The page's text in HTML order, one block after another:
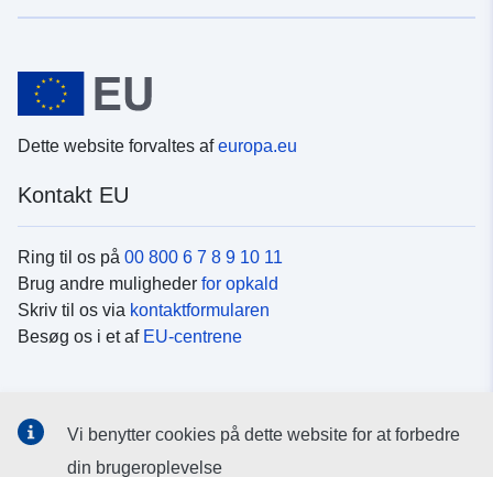
Dette website forvaltes afeuropa.eu
Kontakt EU
Ring til os på 00 800 6 7 8 9 10 11
Brug andre muligheder for opkald
Skriv til os via kontaktformularen
Besøg os i et af EU-centrene
Søg efter EU's sider påsociale medier
Vi benytter cookies på dette website for at forbedre
din brugeroplevelse